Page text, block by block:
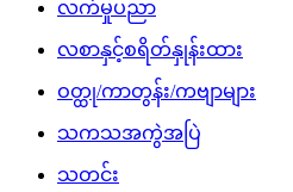
လက်မှုပညာ
လစာနှင့်စရိတ်နှုန်းထား
ဝတ္ထု/ကာတွန်း/ကဗျာများ
သကသအကွဲအပြဲ
သတင်း